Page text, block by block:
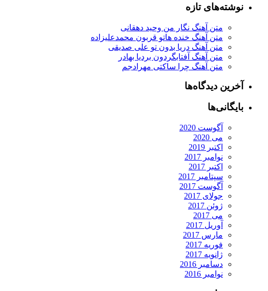
نوشته‌های تازه
متن آهنگ نگار من وحید دهقانی
متن آهنگ خنده هاتو قربون محمدعلیزاده
متن آهنگ دریا بدون تو علی صدیقی
متن آهنگ آفتابگردون بردیا بهادر
متن آهنگ چرا ساکتی مهرادجم
آخرین دیدگاه‌ها
بایگانی‌ها
آگوست 2020
می 2020
اکتبر 2019
نوامبر 2017
اکتبر 2017
سپتامبر 2017
آگوست 2017
جولای 2017
ژوئن 2017
می 2017
آوریل 2017
مارس 2017
فوریه 2017
ژانویه 2017
دسامبر 2016
نوامبر 2016